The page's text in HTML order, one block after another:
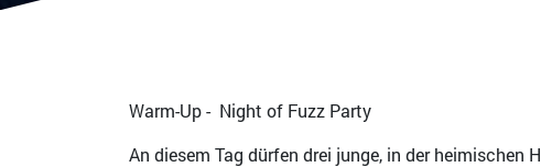
Warm-Up - Night of Fuzz Party
An diesem Tag dürfen drei junge, in der heimischen